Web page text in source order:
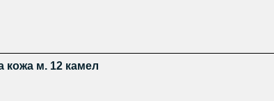
кожа м. 12 камел